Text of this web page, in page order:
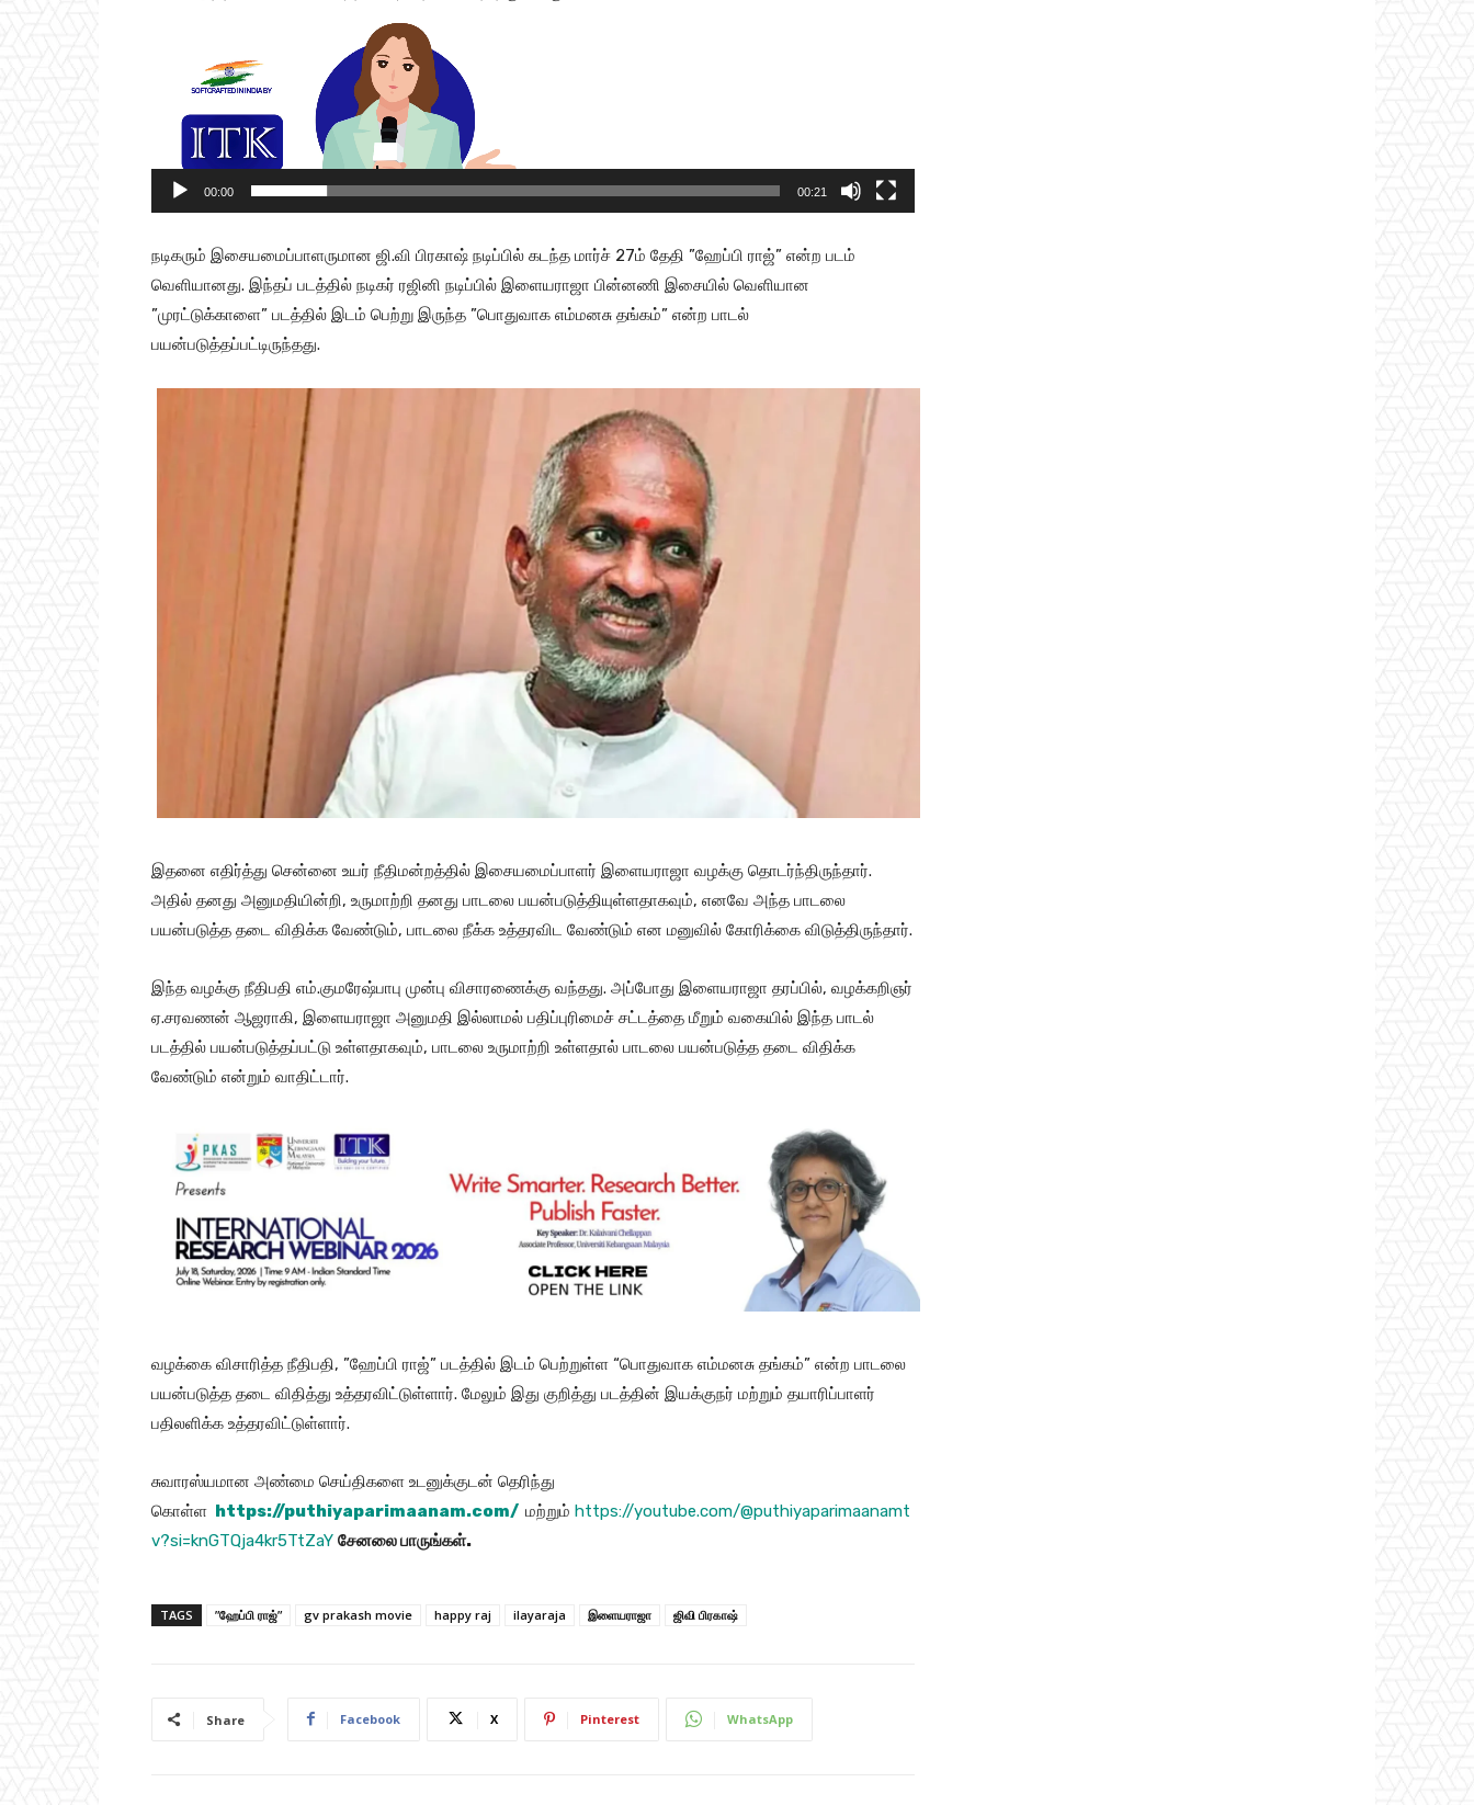
y
e
00:00 00:21
நடிகரும் இசையமைப்பாளருமான ஜி.வி பிரகாஷ் நடிப்பில் கடந்த மார்ச் 27ம் தேதி ”ஹேப்பி ராஜ்” என்ற படம்
வெளியானது. இந்தப் படத்தில் நடிகர் ரஜினி நடிப்பில் இளையராஜா பின்னணி இசையில் வெளியான
”முரட்டுக்காளை” படத்தில் இடம் பெற்று இருந்த ”பொதுவாக எம்மனசு தங்கம்” என்ற பாடல்
பயன்படுத்தப்பட்டிருந்தது.
இதனை எதிர்த்து சென்னை உயர் நீதிமன்றத்தில் இசையமைப்பாளர் இளையராஜா வழக்கு தொடர்ந்திருந்தார்.
அதில் தனது அனுமதியின்றி, உருமாற்றி தனது பாடலை பயன்படுத்தியுள்ளதாகவும், எனவே அந்த பாடலை
பயன்படுத்த தடை விதிக்க வேண்டும், பாடலை நீக்க உத்தரவிட வேண்டும் என மனுவில் கோரிக்கை விடுத்திருந்தார்.
இந்த வழக்கு நீதிபதி எம்.குமரேஷ்பாபு முன்பு விசாரணைக்கு வந்தது. அப்போது இளையராஜா தரப்பில், வழக்கறிஞர்
ஏ.சரவணன் ஆஜராகி, இளையராஜா அனுமதி இல்லாமல் பதிப்புரிமைச் சட்டத்தை மீறும் வகையில் இந்த பாடல்
படத்தில் பயன்படுத்தப்பட்டு உள்ளதாகவும், பாடலை உருமாற்றி உள்ளதால் பாடலை பயன்படுத்த தடை விதிக்க
வேண்டும் என்றும் வாதிட்டார்.
வழக்கை விசாரித்த நீதிபதி, ”ஹேப்பி ராஜ்” படத்தில் இடம் பெற்றுள்ள “பொதுவாக எம்மனசு தங்கம்” என்ற பாடலை
பயன்படுத்த தடை விதித்து உத்தரவிட்டுள்ளார். மேலும் இது குறித்து படத்தின் இயக்குநர் மற்றும் தயாரிப்பாளர்
பதிலளிக்க உத்தரவிட்டுள்ளார்.
சுவாரஸ்யமான அண்மை செய்திகளை உடனுக்குடன் தெரிந்து
கொள்ள https://puthiyaparimaanam.com/ மற்றும் https://youtube.com/@puthiyaparimaanamt
v?si=knGTQja4kr5TtZaY சேனலைபாருங்கள்.
TAGS ”ஹேப்பி ராஜ்” gv prakash movie happy raj ilayaraja இளையராஜா ஜிவி பிரகாஷ்
Share Facebook X Pinterest WhatsApp